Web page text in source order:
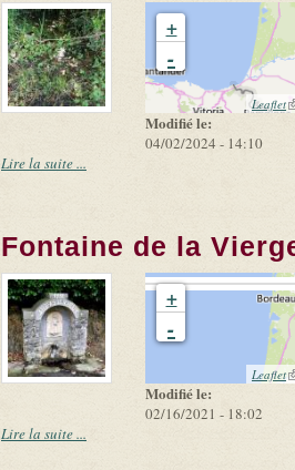
+
-
Leaflet
Modifié le:
04/02/2024 - 14:10
Lire la suite ...
Fontaine de la
+
-
Leaflet
Modifié le:
02/16/2021 - 18:02
Lire la suite ...